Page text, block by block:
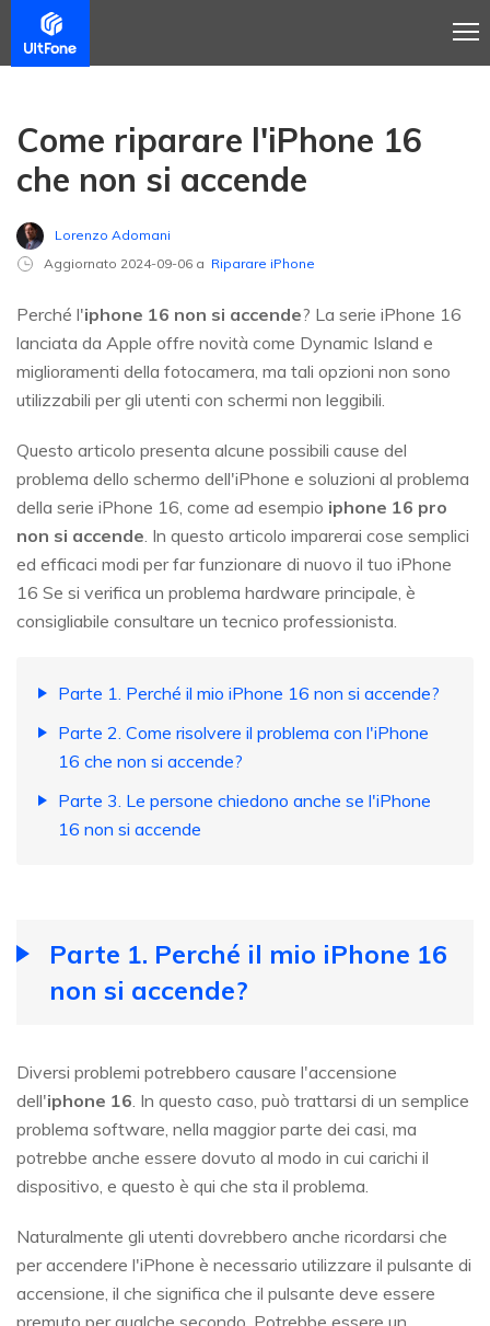
Come riparare l'iPhone 16
che non si accende
Lorenzo Adomani
Aggiornato 2024-09-06 a Riparare iPhone
Perché l'iphone 16 non si accende? La serie iPhone 16
lanciata da Apple offre novità come Dynamic Island e
miglioramenti della fotocamera, ma tali opzioni non sono
utilizzabili per gli utenti con schermi non leggibili.
Questo articolo presenta alcune possibili cause del
problema dello schermo dell'iPhone e soluzioni al problema
della serie iPhone 16, come ad esempio iphone 16 pro
non si accende. In questo articolo imparerai cose semplici
ed efficaci modi per far funzionare di nuovo il tuo iPhone
16 Se si verifica un problema hardware principale, è
consigliabile consultare un tecnico professionista.
Parte 1. Perché il mio iPhone 16 non si accende?
Parte 2. Come risolvere il problema con l'iPhone
16 che non si accende?
Parte 3. Le persone chiedono anche se l'iPhone
16 non si accende
Parte 1. Perché il mio iPhone 16
non si accende?
Diversi problemi potrebbero causare l'accensione
dell'iphone 16. In questo caso, può trattarsi di un semplice
problema software, nella maggior parte dei casi, ma
potrebbe anche essere dovuto al modo in cui carichi il
dispositivo, e questo è qui che sta il problema.
Naturalmente gli utenti dovrebbero anche ricordarsi che
per accendere l'iPhone è necessario utilizzare il pulsante di
accensione, il che significa che il pulsante deve essere